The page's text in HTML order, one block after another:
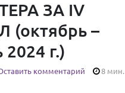
ЗА IV
(октябрь –
г.)
комментарий 8 мин.